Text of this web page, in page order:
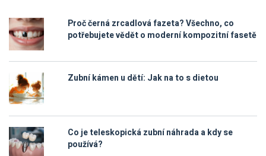
Proč černá zrcadlová fazeta? Všechno, co
potřebujete vědět o moderní kompozitní fasetě
Zubní kámen u dětí: Jak na to s dietou
Co je teleskopická zubní náhrada a kdy se
používá?